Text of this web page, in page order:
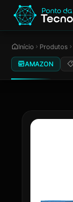
Início Produtos
AMAZON